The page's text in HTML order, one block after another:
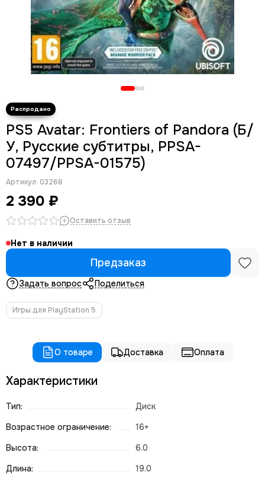
PS5 Avatar: Frontiers of Pandora (Б/
У, Русские субтитры, PPSA-
07497/PPSA-01575)
Артикул: 03268
2 390 ₽
Оставить отзыв
Нет в наличии
Предзаказ
Задать вопрос Поделиться
Игры для PlayStation 5
О товаре Доставка Оплата
Характеристики
Тип:
Диск
Возрастное ограничение:
16+
Высота:
6.0
Длина:
19.0